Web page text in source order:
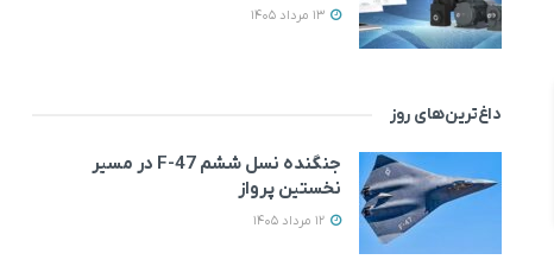
داغ‌ترین‌های روز
جنگنده نسل ششم F-47 در مسیر
نخستین پرواز